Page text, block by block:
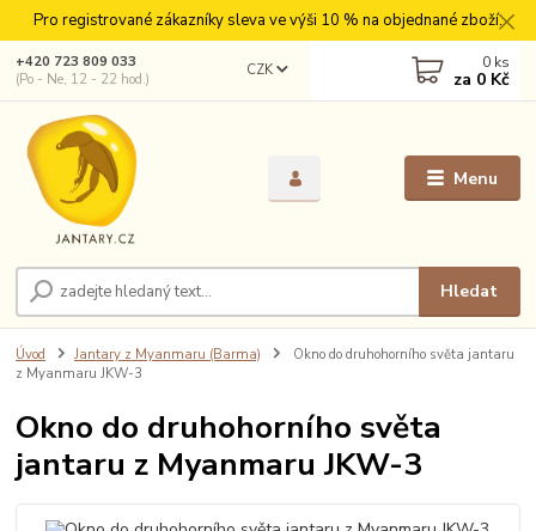
Pro registrované zákazníky sleva ve výši 10 % na objednané zboží.
Menu
CZK
Hledat
+420 723 809 033
(Po - Ne, 12 - 22 hod.)
0 ks
za 0 Kč
Úvod Jantary z Myanmaru (Barma)
Okno do druhohorního světa jantaru
z Myanmaru JKW-3
Okno do druhohorního světa
jantaru z Myanmaru JKW-3